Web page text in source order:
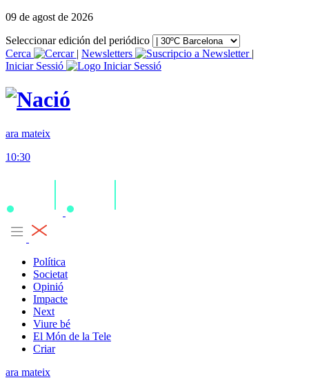
09 de agost de 2026
Seleccionar edición del periódico
Cerca
| Newsletters
|
Iniciar Sessió
ara mateix
10:30
Política
Societat
Opinió
Impacte
Next
Viure bé
El Món de la Tele
Criar
ara mateix